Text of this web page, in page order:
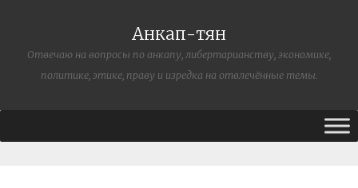
Анкап-тян
Отвечаю на вопросы по анкапу, либертарианству, экономике,
политике, этике, праву и изредка на отвлечённые темы.